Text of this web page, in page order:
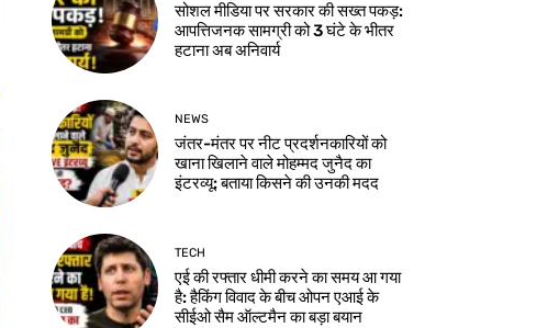
सोशल मीडिया पर सरकार की सख्त पकड़:
आपत्तिजनक सामग्री को 3 घंटे के भीतर
हटाना अब अनिवार्य
NEWS
जंतर-मंतर पर नीट प्रदर्शनकारियों को
खाना खिलाने वाले मोहम्मद जुनैद का
इंटरव्यू: बताया किसने की उनकी मदद
TECH
एई की रफ्तार धीमी करने का समय आ गया
है: हैकिंग विवाद के बीच ओपन एआई के
सीईओ सैम ऑल्टमैन का बड़ा बयान